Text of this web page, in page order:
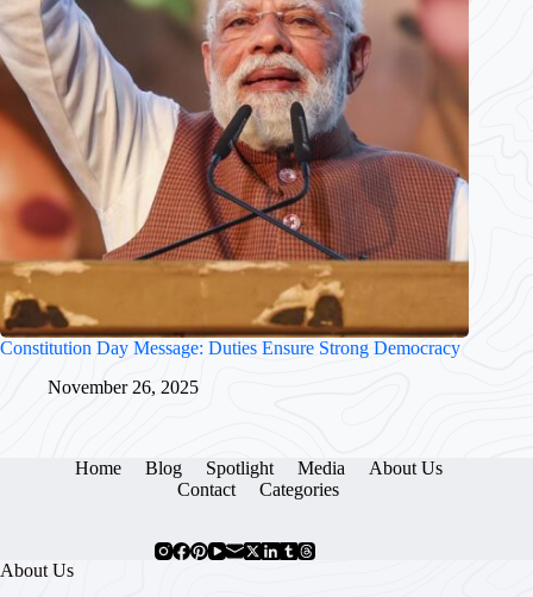
Constitution Day Message: Duties Ensure Strong Democracy
November 26, 2025
Home Blog Spotlight Media
About Us
Contact
Categories
About Us